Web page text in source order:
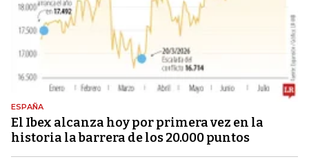
ESPAÑA
El Ibex alcanza hoy por primera vez en la
historia la barrera de los 20.000 puntos